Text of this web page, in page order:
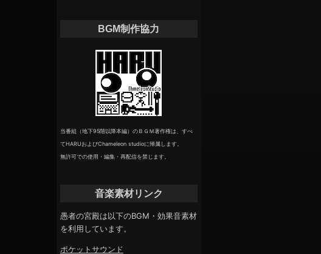
BGM制作協力
当番組（地下95階以降本編）のＢＧＭ著作権は、すべ
てHARUおよびChameleon studioに帰属します。
無許可での使用・編集・再配信を禁じます。
音楽素材リンク
愚者の宮殿は以下のBGM・効果音素材
を利用しています。
ポケットサウンド